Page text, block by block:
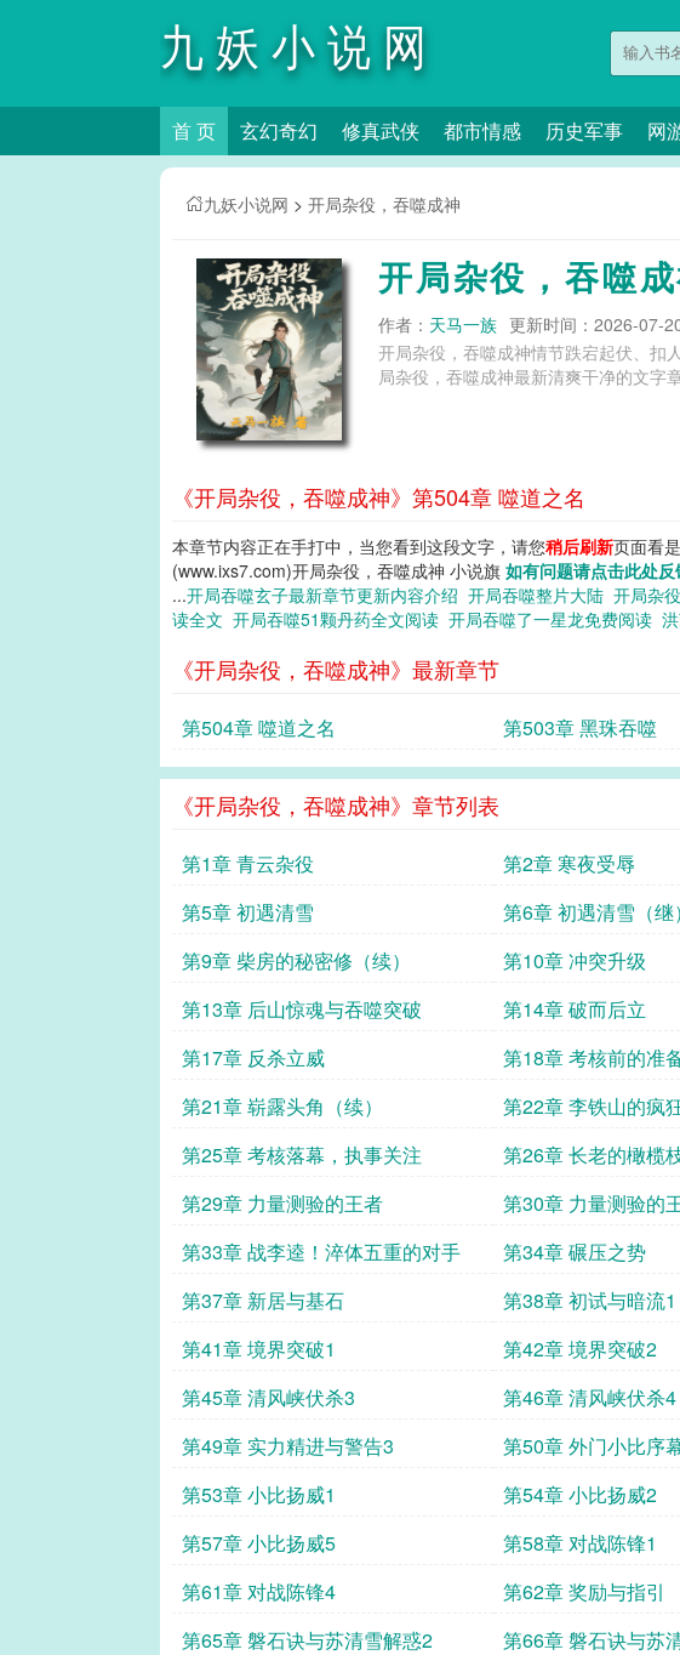
九妖小说网
首 页 玄幻奇幻 修真武侠 都市情感 历史军事 网
九妖小说网 > 开局杂役，吞噬成神
开局杂役，吞噬
作者： 天马一族 更新时间：2026-07-
开局杂役，吞噬成神情节跌宕起伏、扣
局杂役，吞噬成神最新清爽干净的文字
《开局杂役，吞噬成神》第504章 噬道之名
本章节内容正在手打中，当您看到这段文字，请您稍后刷新页面看
(www.ixs7.com)开局杂役，吞噬成神 小说旗 如有问题请点击此处
...开局吞噬玄子最新章节更新内容介绍 开局吞噬整片大陆 开局杂
读全文 开局吞噬51颗丹药全文阅读 开局吞噬了一星龙免费阅读
《开局杂役，吞噬成神》最新章节
第504章 噬道之名 第503章 黑珠吞噬
《开局杂役，吞噬成神》章节列表
第1章 青云杂役 第2章 寒夜受辱
第5章 初遇清雪
第6章 初遇清雪（继）
第9章 柴房的秘密修（续）
第10章 冲突升级
第13章 后山惊魂与吞噬突破
第14章 破而后立
第17章 反杀立威
第18章 考核前的准
第21章 崭露头角（续）
第22章 李铁山的疯
第25章 考核落幕，执事关注
第26章 长老的橄榄
第29章 力量测验的王者
第30章 力量测验的
第33章 战李逵！淬体五重的对手
第34章 碾压之势
第37章 新居与基石
第38章 初试与暗流1
第41章 境界突破1
第42章 境界突破2
第45章 清风峡伏杀3
第46章 清风峡伏杀4
第49章 实力精进与警告3
第50章 外门小比序
第53章 小比扬威1
第54章 小比扬威2
第57章 小比扬威5
第58章 对战陈锋1
第61章 对战陈锋4
第62章 奖励与指引
第65章 磐石诀与苏清雪解惑2
第66章 磐石诀与苏